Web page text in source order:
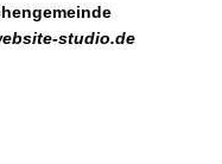
studio.de